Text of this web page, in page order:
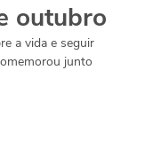
outubro
a vida e seguir
junto